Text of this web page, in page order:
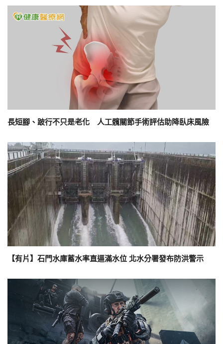
長短腳、跛行不只是老化 人工髖關節手術評估助降臥床風險
【有片】石門水庫蓄水率直逼滿水位 北水分署發布防洪警示